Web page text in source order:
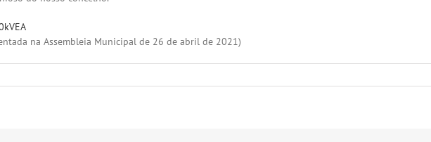
na Assembleia Municipal de 26 de abril de 2021)